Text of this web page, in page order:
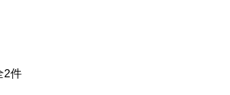
2件